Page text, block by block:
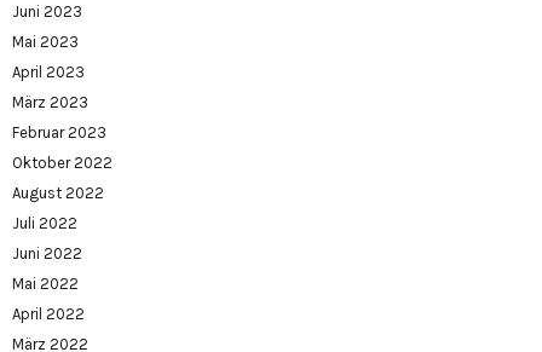
Juni 2023
Mai 2023
April 2023
März 2023
Februar 2023
Oktober 2022
August 2022
Juli 2022
Juni 2022
Mai 2022
April 2022
März 2022